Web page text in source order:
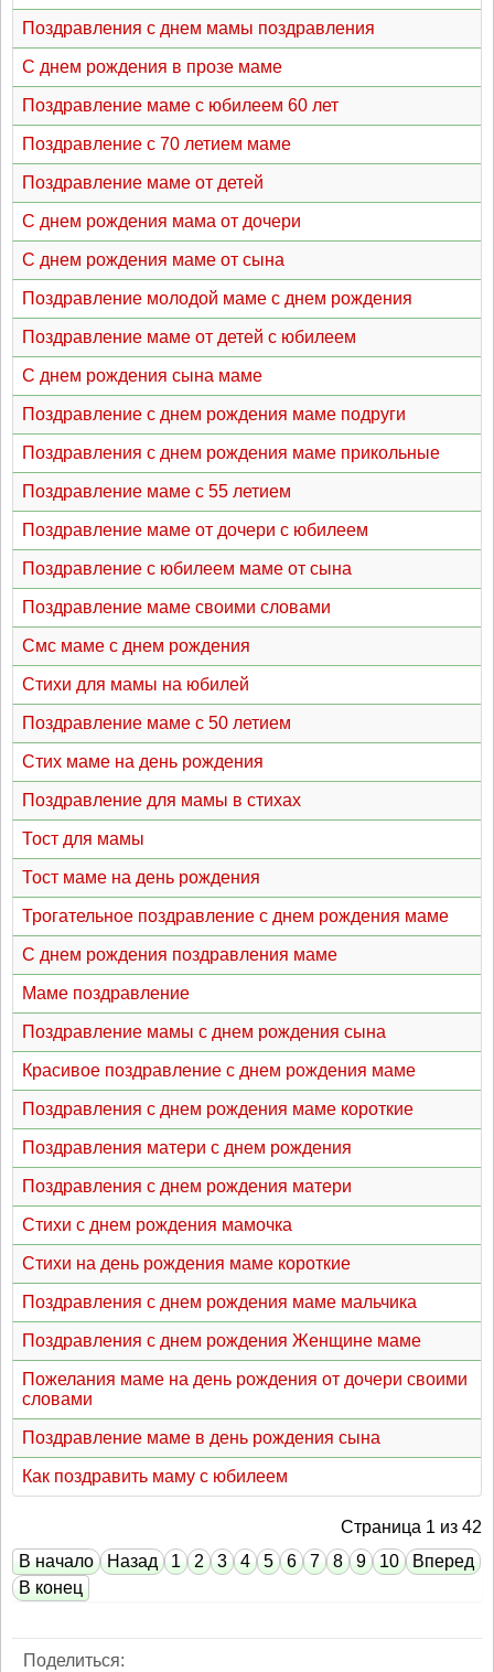
Поздравления с днем мамы поздравления
С днем рождения в прозе маме
Поздравление маме с юбилеем 60 лет
Поздравление с 70 летием маме
Поздравление маме от детей
С днем рождения мама от дочери
С днем рождения маме от сына
Поздравление молодой маме с днем рождения
Поздравление маме от детей с юбилеем
С днем рождения сына маме
Поздравление с днем рождения маме подруги
Поздравления с днем рождения маме прикольные
Поздравление маме с 55 летием
Поздравление маме от дочери с юбилеем
Поздравление с юбилеем маме от сына
Поздравление маме своими словами
Смс маме с днем рождения
Стихи для мамы на юбилей
Поздравление маме с 50 летием
Стих маме на день рождения
Поздравление для мамы в стихах
Тост для мамы
Тост маме на день рождения
Трогательное поздравление с днем рождения маме
С днем рождения поздравления маме
Маме поздравление
Поздравление мамы с днем рождения сына
Красивое поздравление с днем рождения маме
Поздравления с днем рождения маме короткие
Поздравления матери с днем рождения
Поздравления с днем рождения матери
Стихи с днем рождения мамочка
Стихи на день рождения маме короткие
Поздравления с днем рождения маме мальчика
Поздравления с днем рождения Женщине маме
Пожелания маме на день рождения от дочери своими
словами
Поздравление маме в день рождения сына
Как поздравить маму с юбилеем
Страница 1 из 42
В начало
Назад 1 2 3 4 5 6 7 8 9 10
Вперед
В конец
Поделиться: